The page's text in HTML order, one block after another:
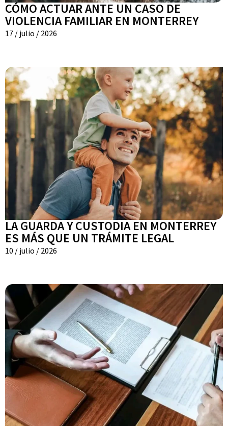
CÓMO ACTUAR ANTE UN CASO DE
VIOLENCIA FAMILIAR EN MONTERREY
17 / julio / 2026
LA GUARDA Y CUSTODIA EN MONTERREY
ES MÁS QUE UN TRÁMITE LEGAL
10 / julio / 2026